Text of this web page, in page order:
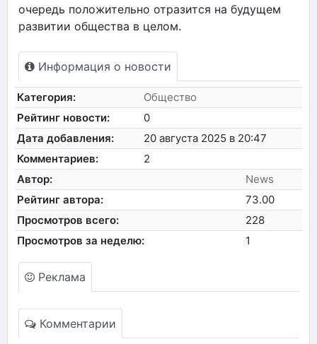
очередь положительно отразится на будущем
развитии общества в целом.
Информация о новости
Категория:
Общество
Рейтинг новости:
0
Дата добавления:
20 августа 2025 в 20:47
Комментариев:
2
Автор:
News
Рейтинг автора:
73.00
Просмотров всего:
228
Просмотров за неделю:
1
Реклама
Комментарии